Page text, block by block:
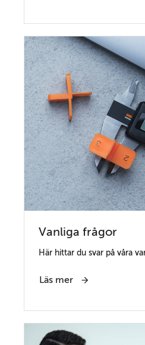
Vanliga frågor
Här hittar du svar på våra
Läs mer